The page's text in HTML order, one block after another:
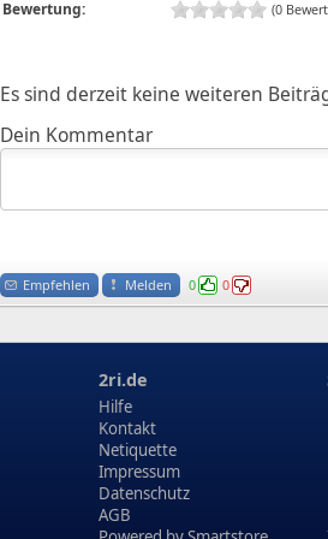
Bewertung:
(0
Es sind derzeit keine weiteren
Dein Kommentar
Empfehlen Melden 0 0
2ri.de
Hilfe
Kontakt
Netiquette
Impressum
Datenschutz
AGB